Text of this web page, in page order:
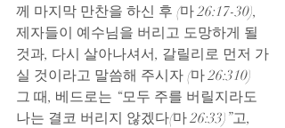
께 마지막 만찬을 하신 후 (마 26:17-30),
제자들이 예수님을 버리고 도망하게 될
것과, 다시 살아나셔서, 갈릴리로 먼저 가
실 것이라고 말씀해 주시자 (마 26:310)
그 때, 베드로는 “모두 주를 버릴지라도
나는 결코 버리지 않겠다(마 26:33)”고,